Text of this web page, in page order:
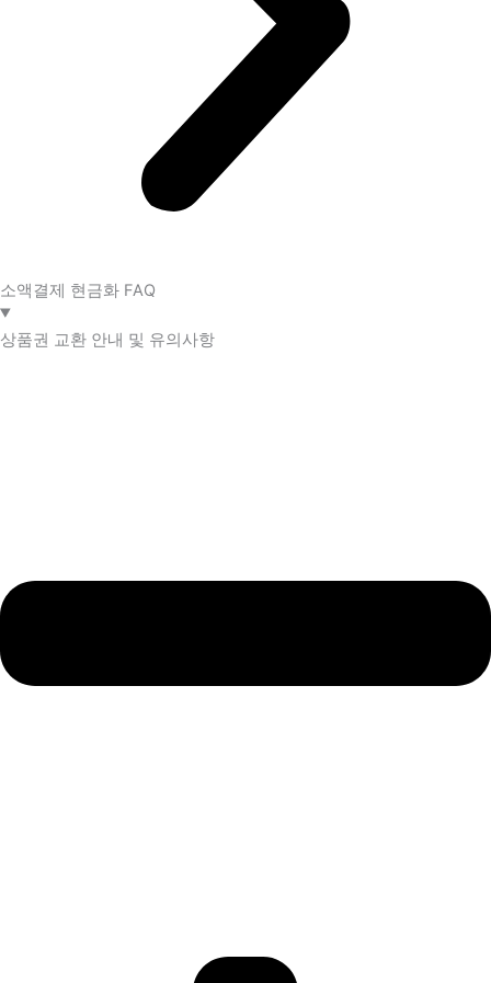
소액결제 현금화 FAQ​
상품권 교환 안내 및 유의사항